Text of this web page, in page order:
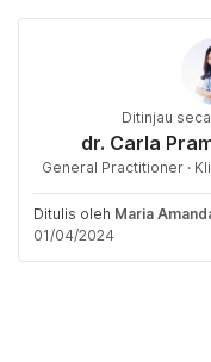
Ditinjau
dr. Carla
General Practitioner ·
Ditulis oleh Maria
01/04/2024